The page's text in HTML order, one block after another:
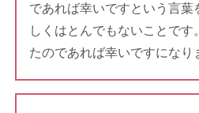
であれば幸いですという言葉
しくはとんでもないことです
たのであれば幸いですになり